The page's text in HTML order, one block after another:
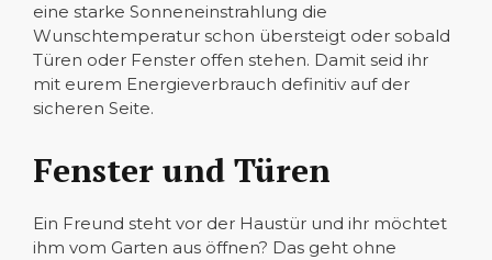
eine starke Sonneneinstrahlung die
Wunschtemperatur schon übersteigt oder sobald
Türen oder Fenster offen stehen. Damit seid ihr
mit eurem Energieverbrauch definitiv auf der
sicheren Seite.
Fenster und Türen
Ein Freund steht vor der Haustür und ihr möchtet
ihm vom Garten aus öffnen? Das geht ohne